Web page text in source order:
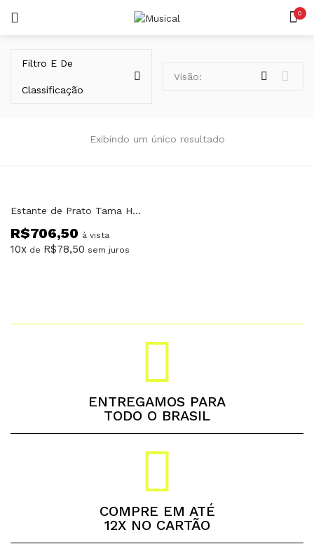
0
Exibindo um único resultado
Filtro E De
Classificação
Visão:
Estante de Prato Tama HC52F Classic
R$706,50 à vista
10x de R$78,50 sem juros
ENTREGAMOS PARA
TODO O BRASIL
COMPRE EM ATÉ
12X NO CARTÃO